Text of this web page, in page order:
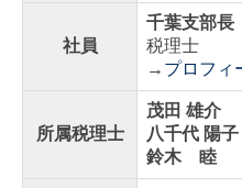
経営者オススメ情報
経営者お役立ち情報
電帳法・インボイス
証憑保存機能
社員
千葉支部
税理士
→ プロフィ
所属税理士
茂田 雄介
八千代 陽子
鈴木 睦